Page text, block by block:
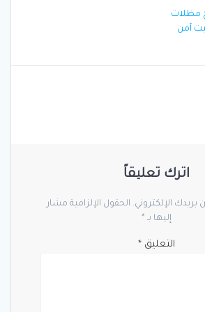
مظلات
آمن
اترك تعليقاً
بريدك الإلكتروني. الحقول الإلزامية مشار
إليها بـ *
التعليق*